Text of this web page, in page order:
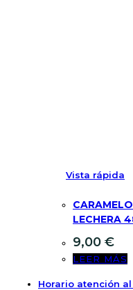
Vista rápida
LECHERA
9,00 €
LEER MÁS
Horario atención